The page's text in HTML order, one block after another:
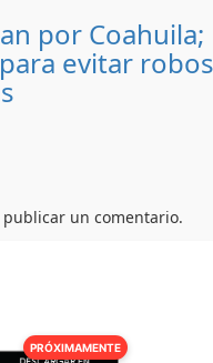
por Coahuila;
evitar
publicar un comentario.
PRÓXIMAMENTE